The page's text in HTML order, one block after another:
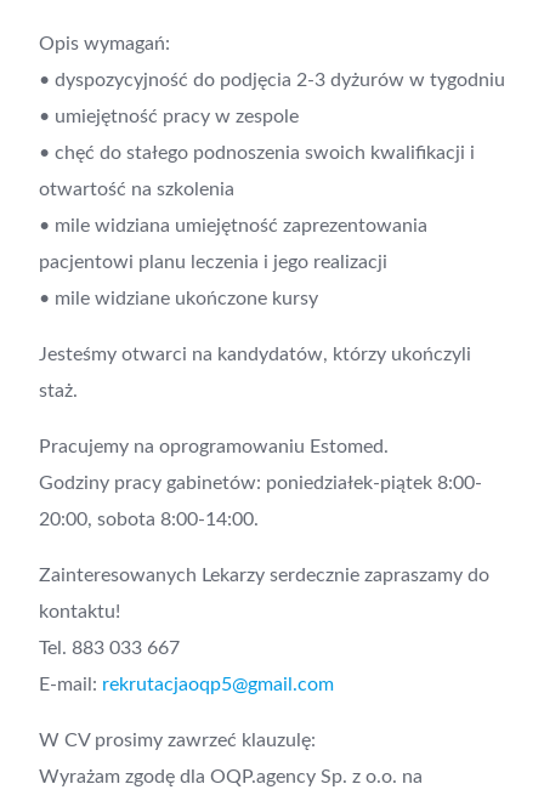
Opis wymagań:
• dyspozycyjność do podjęcia 2-3 dyżurów w tygodniu
• umiejętność pracy w zespole
• chęć do stałego podnoszenia swoich kwalifikacji i
otwartość na szkolenia
• mile widziana umiejętność zaprezentowania
pacjentowi planu leczenia i jego realizacji
• mile widziane ukończone kursy
Jesteśmy otwarci na kandydatów, którzy ukończyli
staż.
Pracujemy na oprogramowaniu Estomed.
Godziny pracy gabinetów: poniedziałek-piątek 8:00-
20:00, sobota 8:00-14:00.
Zainteresowanych Lekarzy serdecznie zapraszamy do
kontaktu!
Tel. 883 033 667
E-mail: rekrutacjaoqp5@gmail.com
W CV prosimy zawrzeć klauzulę:
Wyrażam zgodę dla OQP.agency Sp. z o.o. na